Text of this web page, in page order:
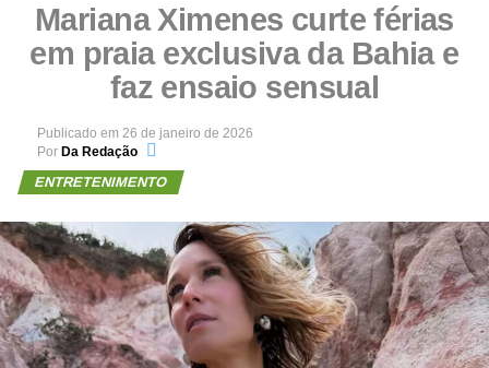
Mariana Ximenes curte férias
em praia exclusiva da Bahia e
faz ensaio sensual
Publicado em 26 de janeiro de 2026
Por Da Redação
ENTRETENIMENTO